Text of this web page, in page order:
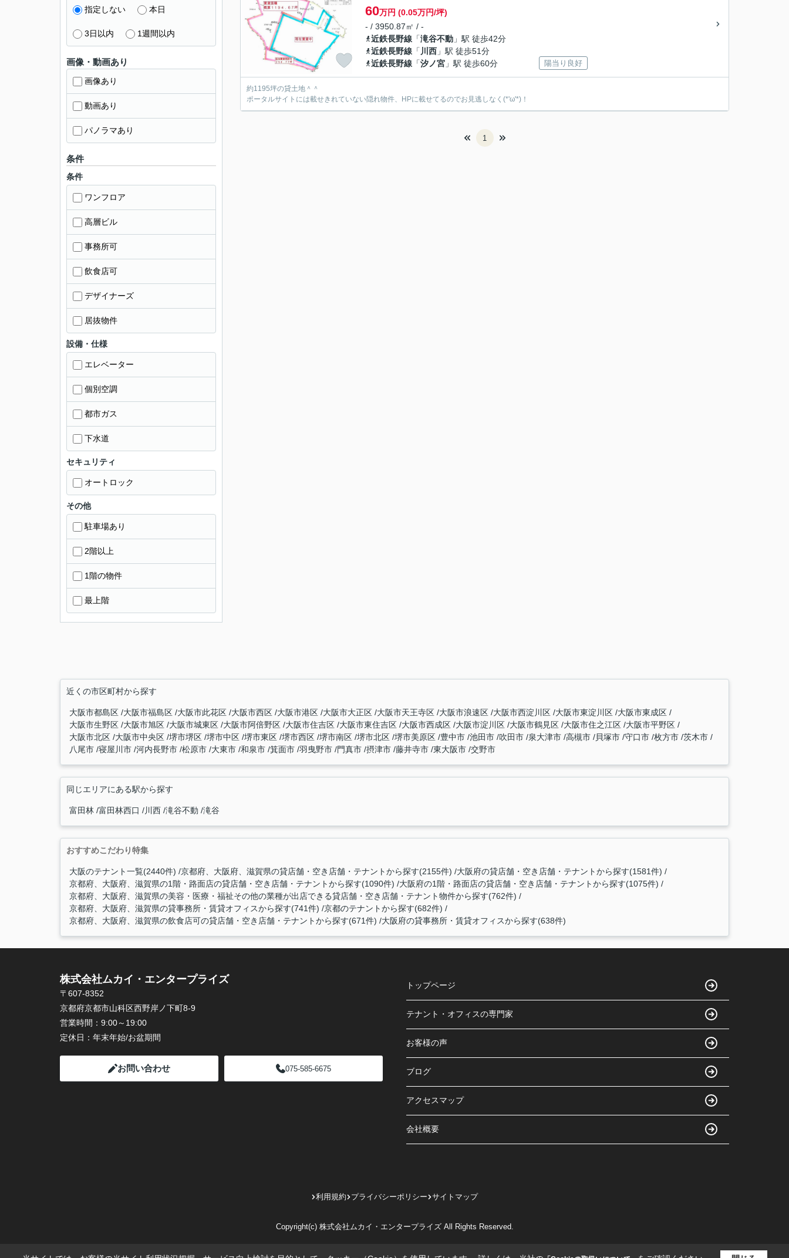
60万円 (0.05万円/坪)
- / 3950.87㎡ / -
近鉄長野線 「滝谷不動 」駅 徒歩42分
近鉄長野線 「 川西 」駅 徒歩51分
近鉄長野線 「汐ノ宮 」駅 徒歩60分 陽当り良好
約1195坪の貸土地＾＾
ポータルサイトには載せきれていない隠れ物件、HPに載せてるのでお見逃しなく(*'ω'*)！
1
指定しない 本日
3日以内 1週間以内
画像・動画あり
画像あり
動画あり
パノラマあり
条件
条件
ワンフロア
高層ビル
事務所可
飲食店可
デザイナーズ
居抜物件
設備・仕様
エレベーター
個別空調
都市ガス
下水道
セキュリティ
オートロック
その他
駐車場あり
2階以上
1階の物件
最上階
近くの市区町村から探す
大阪市都島区 大阪市福島区 大阪市此花区 大阪市西区 大阪市港区 大阪市大正区 大阪市天王寺区 大阪市浪速区 大阪市西淀川区 大阪市東淀川区 大阪市東成区
大阪市生野区 大阪市旭区 大阪市城東区 大阪市阿倍野区 大阪市住吉区 大阪市東住吉区 大阪市西成区 大阪市淀川区 大阪市鶴見区 大阪市住之江区 大阪市平野区
大阪市北区 大阪市中央区 堺市堺区 堺市中区 堺市東区 堺市西区 堺市南区 堺市北区 堺市美原区 豊中市 池田市 吹田市 泉大津市 高槻市 貝塚市 守口市 枚方市 茨木市
八尾市 寝屋川市 河内長野市 松原市 大東市 和泉市 箕面市 羽曳野市 門真市 摂津市 藤井寺市 東大阪市 交野市
同じエリアにある駅から探す
富田林 富田林西口 川西 滝谷不動 滝谷
おすすめこだわり特集
大阪のテナント一覧(2440件) 京都府、大阪府、滋賀県の貸店舗・空き店舗・テナントから探す(2155件)
大阪府の貸店舗・空き店舗・テナントから探す(1581件)
京都府、大阪府、滋賀県の1階・路面店の貸店舗・空き店舗・テナントから探す(1090件)
大阪府の1階・路面店の貸店舗・空き店舗・テナントから探す(1075件)
京都府、大阪府、滋賀県の美容・医療・福祉その他の業種が出店できる貸店舗・空き店舗・テナント物件から探す(762件)
京都府、大阪府、滋賀県の貸事務所・賃貸オフィスから探す(741件) 京都のテナントから探す(682件)
京都府、大阪府、滋賀県の飲食店可の貸店舗・空き店舗・テナントから探す(671件)
大阪府の貸事務所・賃貸オフィスから探す(638件)
株式会社ムカイ・エンタープライズ
〒607-8352
京都府京都市山科区西野岸ノ下町8-9
営業時間： 9:00～19:00
定休日： 年末年始/お盆期間
お問い合わせ 075-585-6675
トップページ
テナント・オフィスの専門家
お客様の声
ブログ
アクセスマップ
会社概要
利用規約 プライバシーポリシー サイトマップ
Copyright(c) 株式会社ムカイ・エンタープライズ All Rights Reserved.